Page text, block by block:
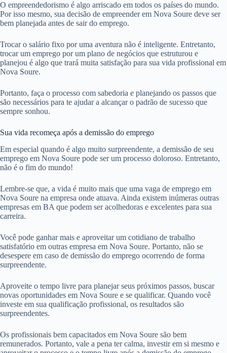
O empreendedorismo é algo arriscado em todos os países do mundo.
Por isso mesmo, sua decisão de empreender em Nova Soure deve ser
bem planejada antes de sair do emprego.
Trocar o salário fixo por uma aventura não é inteligente. Entretanto,
trocar um emprego por um plano de negócios que estruturou e
planejou é algo que trará muita satisfação para sua vida profissional em
Nova Soure.
Portanto, faça o processo com sabedoria e planejando os passos que
são necessários para te ajudar a alcançar o padrão de sucesso que
sempre sonhou.
Sua vida recomeça após a demissão do emprego
Em especial quando é algo muito surpreendente, a demissão de seu
emprego em Nova Soure pode ser um processo doloroso. Entretanto,
não é o fim do mundo!
Lembre-se que, a vida é muito mais que uma vaga de emprego em
Nova Soure na empresa onde atuava. Ainda existem inúmeras outras
empresas em BA que podem ser acolhedoras e excelentes para sua
carreira.
Você pode ganhar mais e aproveitar um cotidiano de trabalho
satisfatório em outras empresa em Nova Soure. Portanto, não se
desespere em caso de demissão do emprego ocorrendo de forma
surpreendente.
Aproveite o tempo livre para planejar seus próximos passos, buscar
novas oportunidades em Nova Soure e se qualificar. Quando você
investe em sua qualificação profissional, os resultados são
surpreendentes.
Os profissionais bem capacitados em Nova Soure são bem
remunerados. Portanto, vale a pena ter calma, investir em si mesmo e